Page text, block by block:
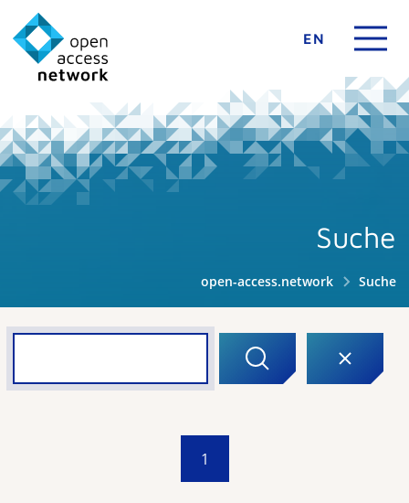
EN
Suche
open-access.network Suche
1